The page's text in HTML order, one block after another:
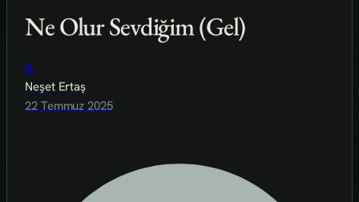
Ne Olur Sevdiğim (Gel)
N
Neşet Ertaş
22 Temmuz 2025